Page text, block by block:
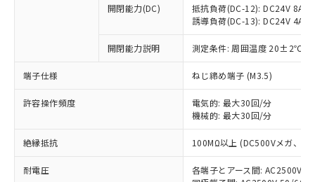
開閉能力(DC)
抵抗負荷(DC-12): DC24V 8A/
誘導負荷(DC-13): DC24V 4A/
開閉能力説明 測定条件: 周囲温度 20±2℃、
端子仕様 ねじ締め端子 (M3.5)
許容操作頻度
電気的: 最大30回/分
機械的: 最大30回/分
絶縁抵抗 100MΩ以上 (DC500Vメガ、点
耐電圧
各端子とアース間: AC2500V
本サービスは、当社制御機器事業取扱
商品の当社在庫状況および標準価格
(税抜)を提供させていただくもので
当社制御機器事業取扱商品の中には、
本サービスの対象外となる商品もある
ことをご了承ください。
在庫状況および標準価格照会結果は、
記載している更新日時点での社内デー
タに基づき作成されるものであり、閲
準価格とは異なる場合があることをご
調査・確認中：EU RoHS指令（10物質）の
非含有の対応状況を調査中または確認中の
非該当品：ライセンス料など無形物で、有
害物質有無と関係のない商品です。
仕入先様の事情により、非含有部品として
いたものが、含有品と判明した場合などや
むを得ず変更することがあります。
*EU RoHS指令（10物質）：
鉛(Pb) 1000ppm以下、 水銀(Hg) 1000ppm以下、 カド
六価クロム(Cr(Ⅵ)) 1000ppm以下、ポリ臭化ビフェニル
「○」：最大均質材料含有率が中国RoHSの
基準値以下であることを示します。
「×」：最大均質材料含有率が中国RoHSの
基準値を超えていることを示します。
「－」：未確認です。当社販売部門へお問
当社は、これら貴社製品のうち、外国
為替および外国貿易法に定める商品
（以下｢規制貨物等」という）を輸出
または国外への提供する場合は、日本
国政府の輸出許可(または役務取引許
可)を取得するなどの必要な手続きを